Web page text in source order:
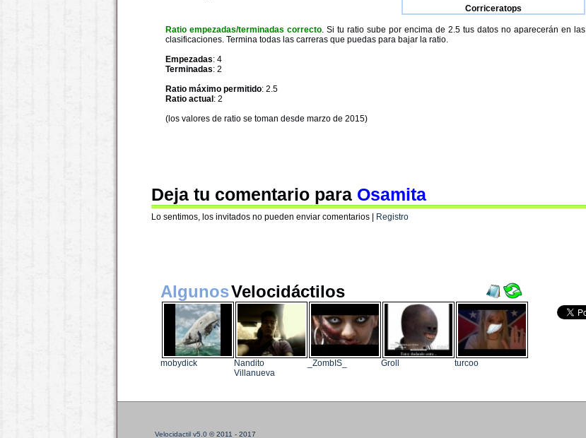
Corriceratops
Ratio empezadas/terminadas correcto. Si tu ratio sube por encima de 2.5 tus datos no aparecerán en las
clasificaciones. Termina todas las carreras que puedas para bajar la ratio.
Empezadas: 4
Terminadas: 2
Ratio máximo permitido: 2.5
Ratio actual : 2
(los valores de ratio se toman desde marzo de 2015)
Deja tu comentario para Osamita
Lo sentimos, los invitados no pueden enviar comentarios | Registro
AlgunosVelocidáctilos
mobydick
Nandito
Villanueva
_ZombIS_ Groll turcoo
Velocidactil v5.0 © 2011 - 2017